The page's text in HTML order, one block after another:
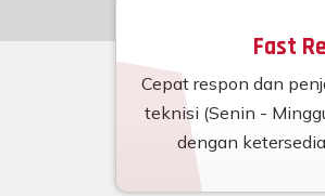
Fast
Cepat respon dan
teknisi (Senin -
dengan